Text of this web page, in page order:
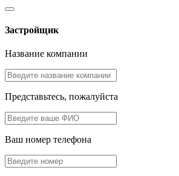
Застройщик
Название компании
Представьтесь, пожалуйста
Ваш номер телефона